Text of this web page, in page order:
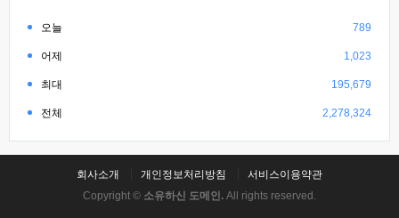
오늘 789
어제 1,023
최대 195,679
전체 2,278,324
회사소개 개인정보처리방침
서비스이용약관
Copyright © 소유하신 도메인. All rights reserved.